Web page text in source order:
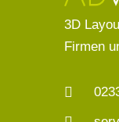
3D
Firmen